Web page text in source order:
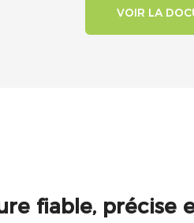
VOIR LA
fiable, précise